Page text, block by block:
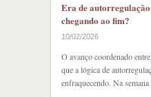
Era de autorregulação
chegando ao fim?
10/02/2026
O avanço coordenado
que a lógica de
enfraquecendo. Na semana